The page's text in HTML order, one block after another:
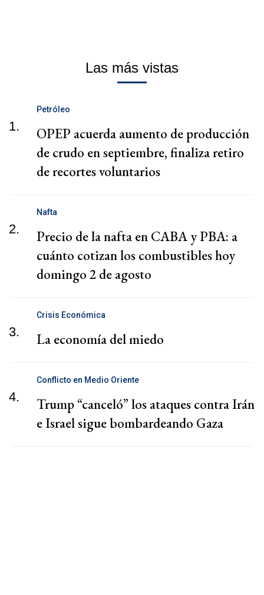
Las más vistas
1.
Petróleo
OPEP acuerda aumento de producción
de crudo en septiembre, finaliza retiro
de recortes voluntarios
2.
Nafta
Precio de la nafta en CABA y PBA: a
cuánto cotizan los combustibles hoy
domingo 2 de agosto
3.
Crisis Económica
La economía del miedo
4.
Conflicto en Medio Oriente
Trump “canceló” los ataques contra Irán
e Israel sigue bombardeando Gaza